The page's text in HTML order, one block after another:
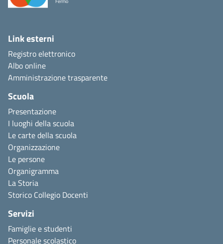
Link esterni
Registro elettronico
Albo online
Amministrazione trasparente
Scuola
Presentazione
I luoghi della scuola
Le carte della scuola
Organizzazione
Le persone
Organigramma
La Storia
Storico Collegio Docenti
Servizi
Famiglie e studenti
Personale scolastico